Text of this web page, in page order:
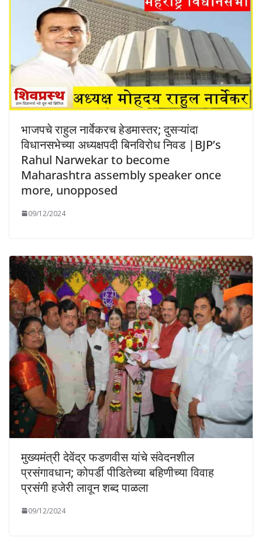
भाजपचे राहुल नार्वेकरच हेडमास्तर; दुसऱ्यांदा
विधानसभेच्या अध्यक्षपदी बिनविरोध निवड |BJP’s
Rahul Narwekar to become
Maharashtra assembly speaker once
more, unopposed
09/12/2024
मुख्यमंत्री देवेंद्र फडणवीस यांचे संवेदनशील
प्रसंगावधान; कोपर्डी पीडितेच्या बहिणीच्या विवाह
प्रसंगी हजेरी लावून शब्द पाळला
09/12/2024